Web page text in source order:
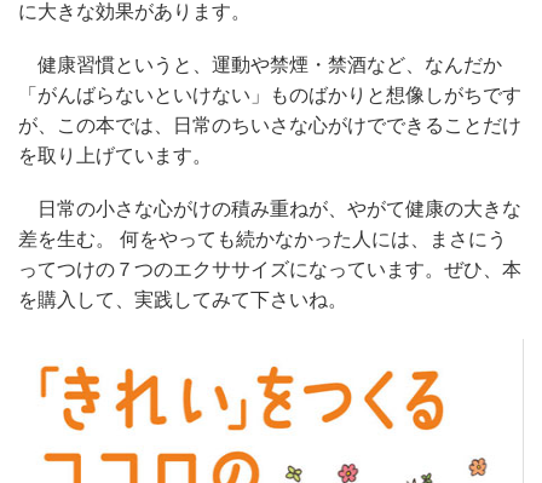
に大きな効果があります。
健康習慣というと、運動や禁煙・禁酒など、なんだか
「がんばらないといけない」ものばかりと想像しがちです
が、この本では、日常のちいさな心がけでできることだけ
を取り上げています。
日常の小さな心がけの積み重ねが、やがて健康の大きな
差を生む。 何をやっても続かなかった人には、まさにう
ってつけの７つのエクササイズになっています。ぜひ、本
を購入して、実践してみて下さいね。